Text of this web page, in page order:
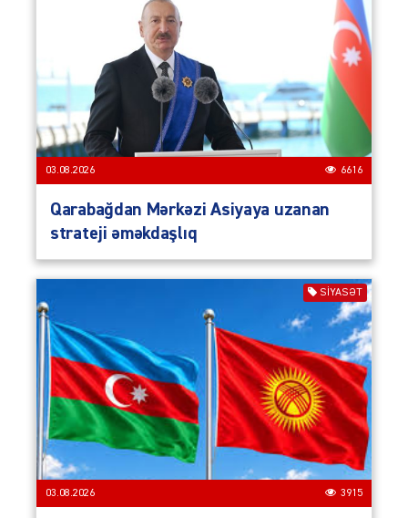
03.08.2026 6616
Qarabağdan Mərkəzi Asiyaya uzanan
strateji əməkdaşlıq
SIYASƏT
03.08.2026 3915